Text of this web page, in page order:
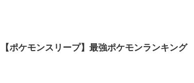
【ポケモンスリープ】最強ポケモンランキング